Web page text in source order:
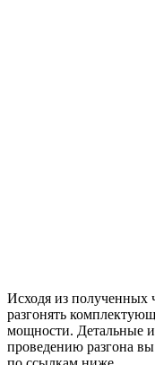
Исходя из полученных
разгонять
мощности. Детальные
проведению разгона